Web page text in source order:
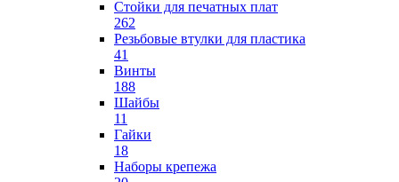
Стойки для печатных плат
262
Резьбовые втулки для пластика
41
Винты
188
Шайбы
11
Гайки
18
Наборы крепежа